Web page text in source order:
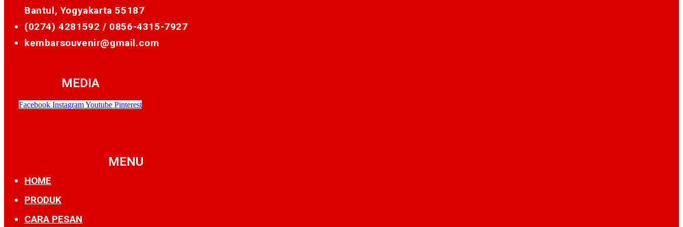
Bantul, Yogyakarta 55187
(0274) 4281592 / 0856-4315-7927
kembarsouvenir@gmail.com
MEDIA
Facebook Instagram Youtube Pinterest
MENU
HOME
PRODUK
CARA PESAN